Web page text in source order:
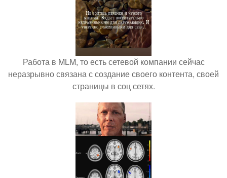
Работа в MLM, то есть сетевой компании сейчас
неразрывно связана с создание своего контента, своей
страницы в соц сетях.